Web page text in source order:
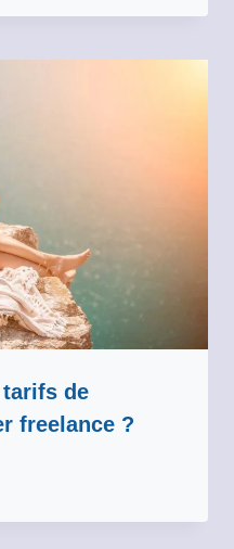
de
freelance ?